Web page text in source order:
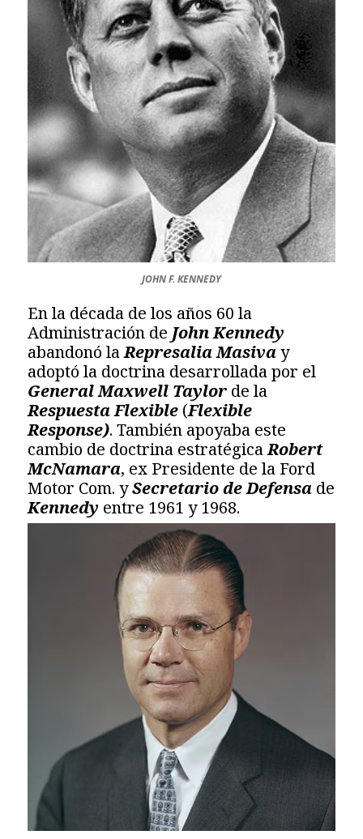
JOHN F. KENNEDY
En la década de los años 60 la
Administración de John Kennedy
abandonó laRepresalia Masivay
adoptó la doctrina desarrollada por el
General Maxwell Taylor de la
Respuesta Flexible (Flexible
Response). También apoyaba este
cambio de doctrina estratégicaRobert
McNamara, ex Presidente de la Ford
Motor Com. ySecretario de Defensa de
Kennedy entre 1961 y 1968.